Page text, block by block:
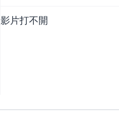
影片打不開